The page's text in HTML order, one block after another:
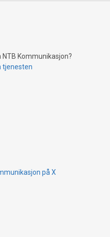
Kommunikasjon?
tjenesten
på X